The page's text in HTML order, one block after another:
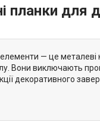
планки для
елементи — це
Вони виключають
декоративного